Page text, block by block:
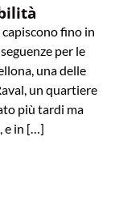
fino in
per le
una delle
un quartiere
più tardi ma
e in […]